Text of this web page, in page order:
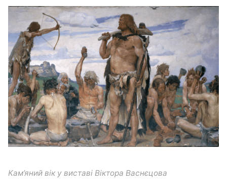
Кам’яний вік у виставі Віктора Васнєцова